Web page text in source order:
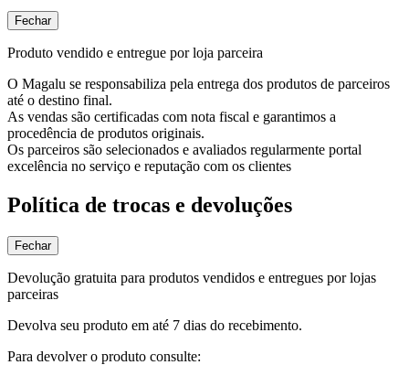
Fechar
Produto vendido e entregue por loja parceira
O Magalu se responsabiliza pela entrega dos produtos de parceiros
até o destino final.
As vendas são certificadas com nota fiscal e garantimos a
procedência de produtos originais.
Os parceiros são selecionados e avaliados regularmente portal
excelência no serviço e reputação com os clientes
Política de trocas e devoluções
Fechar
Devolução gratuita para produtos vendidos e entregues por lojas
parceiras
Devolva seu produto em até 7 dias do recebimento.
Para devolver o produto consulte: